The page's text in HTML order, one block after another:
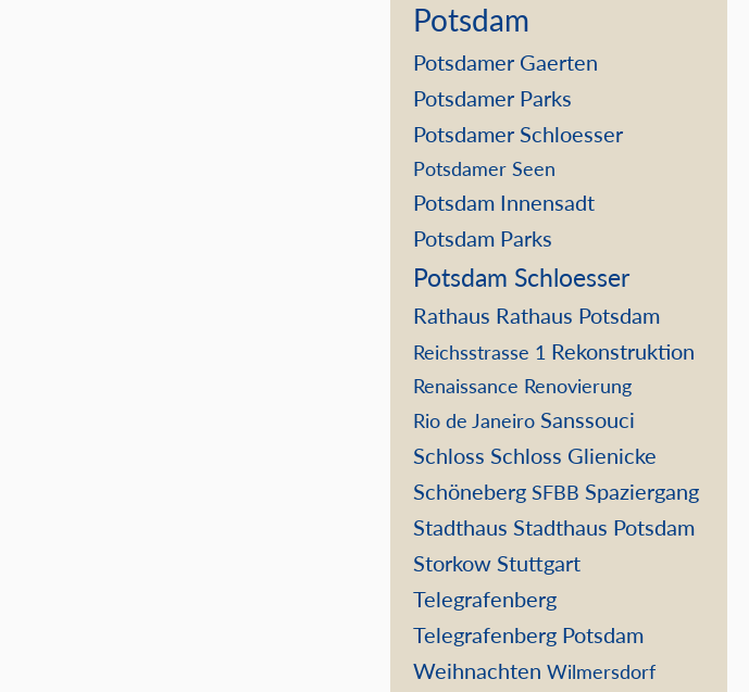
Potsdam
Potsdamer Gaerten
Potsdamer Parks
Potsdamer Schloesser
Potsdamer Seen
Potsdam Innensadt
Potsdam Parks
Potsdam Schloesser
Rathaus Rathaus Potsdam
Reichsstrasse 1 Rekonstruktion
Renaissance Renovierung
Rio de Janeiro Sanssouci
Schloss Schloss Glienicke
Schöneberg SFBB Spaziergang
Stadthaus Stadthaus Potsdam
Storkow Stuttgart
Telegrafenberg
Telegrafenberg Potsdam
Weihnachten Wilmersdorf